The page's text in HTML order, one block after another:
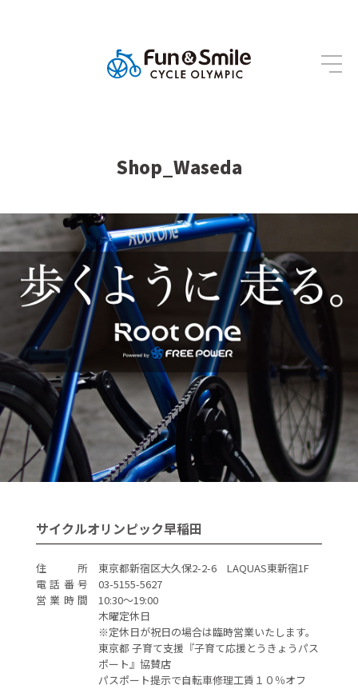
Shop_Waseda
サイクルオリンピック早稲田
住 所
東京都新宿区大久保2-2-6 LAQUAS東新宿1F
電話番号
03-5155-5627
営業時間
10:30～19:00
木曜定休日
※定休日が祝日の場合は臨時営業いたします。
東京都 子育て支援『子育て応援とうきょうパス
ポート』協賛店
パスポート提示で自転車修理工賃１０％オフ